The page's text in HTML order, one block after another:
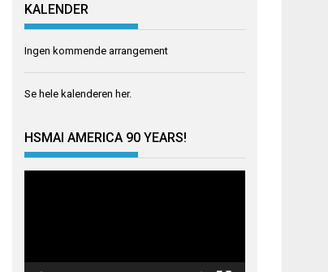
KALENDER
Ingen kommende arrangement
Se hele kalenderen her.
HSMAI AMERICA 90 YEARS!